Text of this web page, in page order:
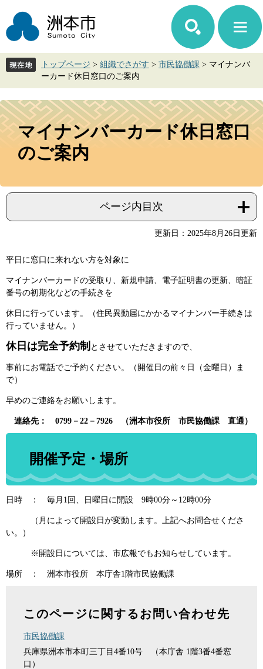
ジ
先
ュ
を
て
本
トップページ > 組織でさがす > 市民協働課 > マイナンバ
ーカード休日窓口のご案内
本
文
マイナンバーカード休日窓口
のご案内
ページ内目次
更新日：2025年8月26日更新
平日に窓口に来れない方を対象に
マイナンバーカードの受取り、新規申請、電子証明書の更新、暗証
番号の初期化などの手続きを
休日に行っています。（住民異動届にかかるマイナンバー手続きは
行っていません。）
休日は完全予約制 とさせていただきますので、
事前にお電話でご予約ください。（開催日の前々日（金曜日）ま
で）
早めのご連絡をお願いします。
連絡先： 0799－22－7926 （洲本市役所 市民協働課 直通）
開催予定・場所
日時 ： 毎月1回、日曜日に開設 9時00分～12時00分
（月によって開設日が変動します。上記へお問合せくださ
い。）
※開設日については、市広報でもお知らせしています。
場所 ： 洲本市役所 本庁舎1階市民協働課
このページに関するお問い合わせ先
市民協働課
兵庫県洲本市本町三丁目4番10号 （本庁舎 1階3番4番窓
口）